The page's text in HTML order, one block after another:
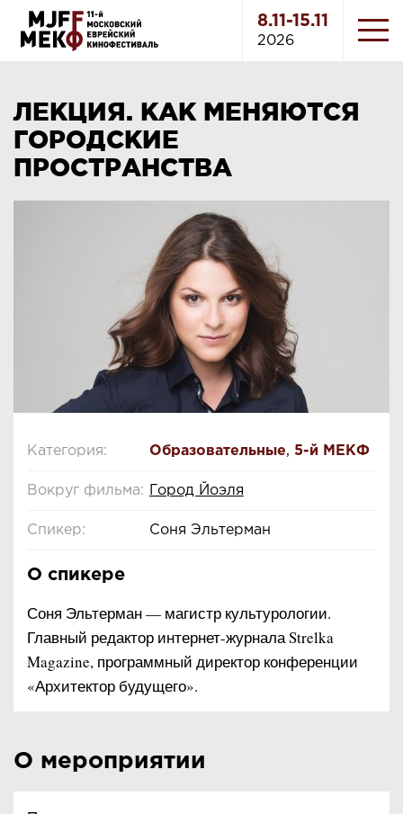
8.11-15.11
2026
ЛЕКЦИЯ. КАК МЕНЯЮТСЯ
ГОРОДСКИЕ
ПРОСТРАНСТВА
Категория: Образовательные, 5-й МЕКФ
Вокруг фильма: Город Йоэля
Спикер: Соня Эльтерман
О спикере
Соня Эльтерман — магистр культурологии.
Главный редактор интернет-журнала Strelka
Magazine, программный директор конференции
«Архитектор будущего».
О мероприятии